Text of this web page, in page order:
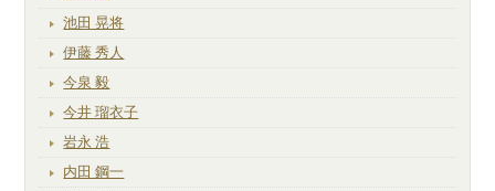
池田 晃将
伊藤 秀人
今泉 毅
今井 瑠衣子
岩永 浩
内田 鋼一